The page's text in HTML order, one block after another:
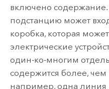
включено
подстанцию может
коробка, которая
электрические
один-ко-многим
содержится более,
например, одна линия